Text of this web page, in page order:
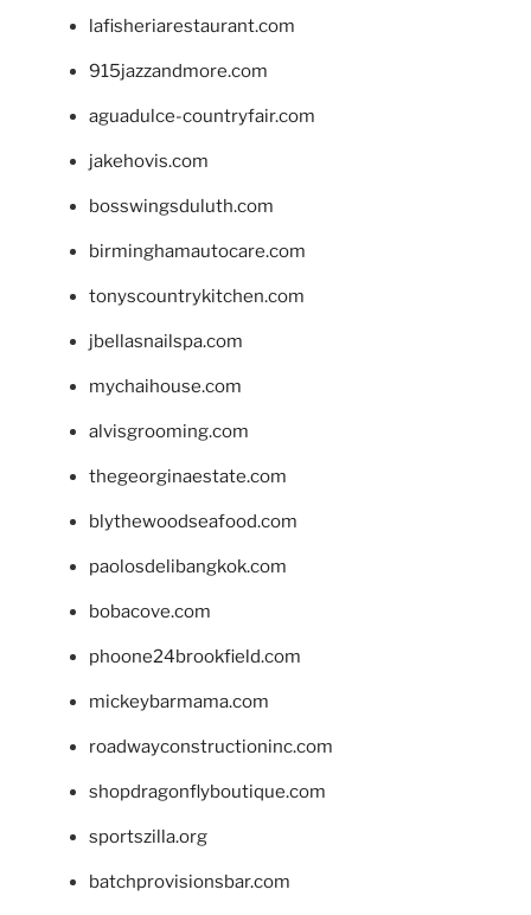
lafisheriarestaurant.com
915jazzandmore.com
aguadulce-countryfair.com
jakehovis.com
bosswingsduluth.com
birminghamautocare.com
tonyscountrykitchen.com
jbellasnailspa.com
mychaihouse.com
alvisgrooming.com
thegeorginaestate.com
blythewoodseafood.com
paolosdelibangkok.com
bobacove.com
phoone24brookfield.com
mickeybarmama.com
roadwayconstructioninc.com
shopdragonflyboutique.com
sportszilla.org
batchprovisionsbar.com